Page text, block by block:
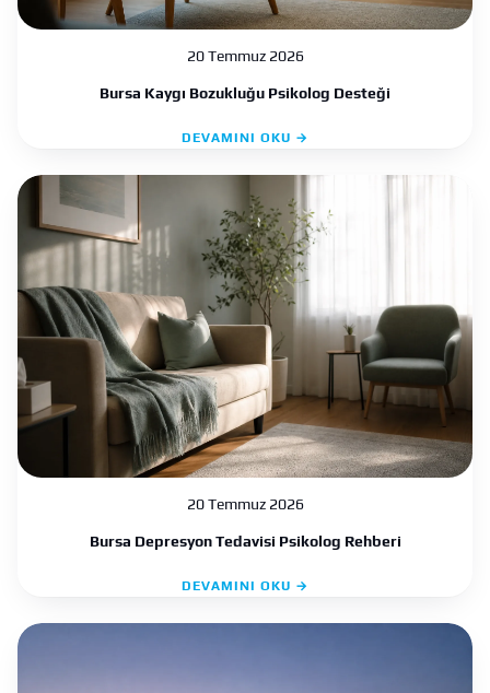
20 Temmuz 2026
Bursa Kaygı Bozukluğu Psikolog Desteği
DEVAMINI OKU →
20 Temmuz 2026
Bursa Depresyon Tedavisi Psikolog Rehberi
DEVAMINI OKU →